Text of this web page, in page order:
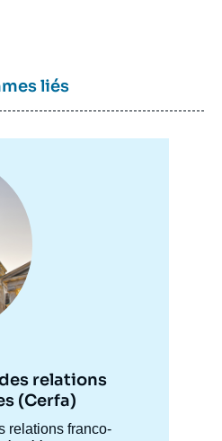
liés
relations
(Cerfa)
relations franco-
Notes du Cerfa, Ifri,